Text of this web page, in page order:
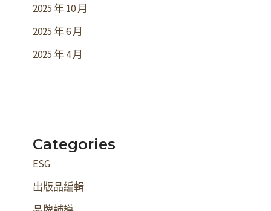
2025 年 10 月
2025 年 6 月
2025 年 4 月
Categories
ESG
出版品編輯